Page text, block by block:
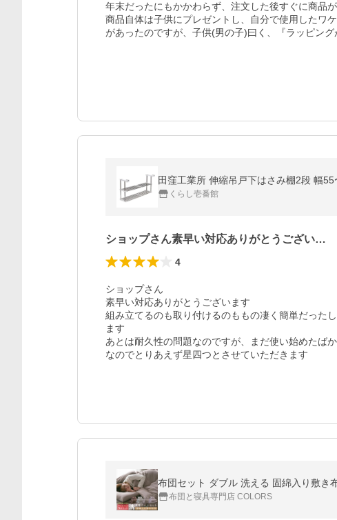
年末だったにもかかわらず、注文した後すぐに商品
商品自体は子供にプレゼントし、自分で使用したワ
があったのですが、子供(男の子)曰く、『ラッピン
田窪工業所 伸縮吊戸下はさみ棚2段 幅55
くらし壱番館
ショップさん素早い対応ありがとうござい…
4
ショップさん
素早い対応ありがとうございます
組み立てるのも取り付けるのももの凄く簡単だった
ます
あとは耐久性の問題なのですが、まだ使い始めたば
布団セット ダブル 洗える 固綿入り敷き
布団と寝具専門店 COLORS